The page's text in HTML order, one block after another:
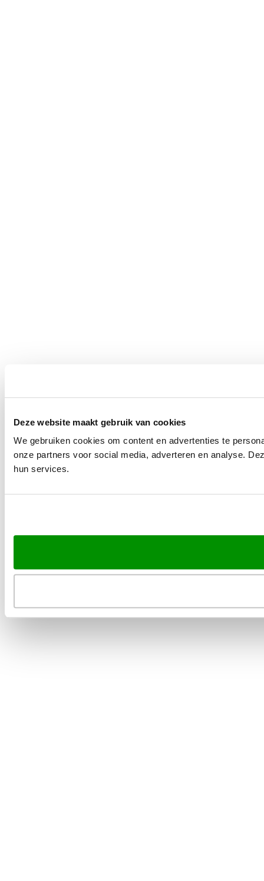
Deze website maakt gebruik van cookies
We gebruiken cookies om content en advertenties te
onze partners voor social media, adverteren en analyse.
hun services.